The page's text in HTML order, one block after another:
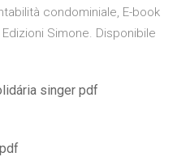
condominiale, E-book
Simone. Disponibile
singer pdf